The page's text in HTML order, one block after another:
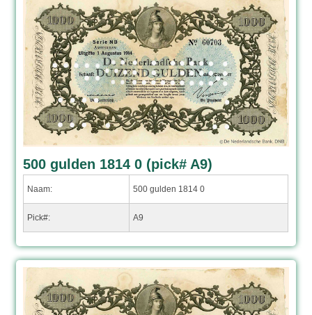
500 gulden 1814 0 (pick# A9)
Naam: 500 gulden 1814 0
Pick#: A9